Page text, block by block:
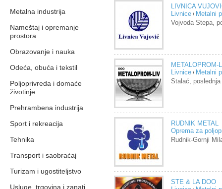
Metalna industrija
Nameštaj i opremanje
prostora
Obrazovanje i nauka
Odeća, obuća i tekstil
Poljoprivreda i domaće
životinje
Prehrambena industrija
Sport i rekreacija
Tehnika
Transport i saobraćaj
Turizam i ugostiteljstvo
Usluge, trgovina i zanati
LIVNICA
Livnice / Metalni
Vojvoda Stepa,
METALOPROM-
Livnice / Metalni
Stalać,
RUDNIK METAL
Oprema za
Rudnik-Gornji
STE & LA DOO